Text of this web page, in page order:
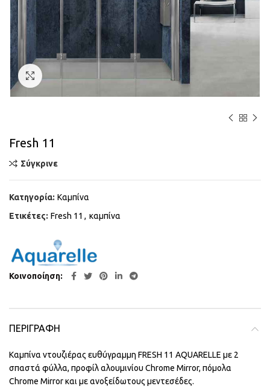
Fresh 11
Σύγκρινε
Κατηγορία: Καμπίνα
Ετικέτες: Fresh 11 , καμπίνα
Κοινοποίηση
ΠΕΡΙΓΡΑΦΉ
Καμπίνα ντουζιέρας ευθύγραμμη FRESH 11 AQUARELLE με 2
σπαστά φύλλα, προφίλ αλουμινίου Chrome Mirror, πόμολα
Chrome Mirror και με ανοξείδωτους μεντεσέδες.